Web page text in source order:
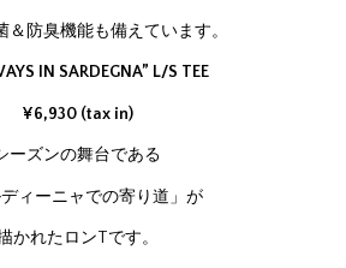
＆防臭機能も備えています。
IN SARDEGNA” L/S TEE
¥6,930 (tax in)
ーズンの舞台である
ディーニャでの寄り道」が
かれたロンTです。